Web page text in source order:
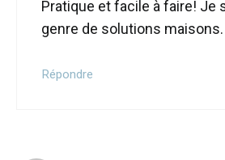
Pratique et facile à faire! Je
genre de solutions maisons.
Répondre